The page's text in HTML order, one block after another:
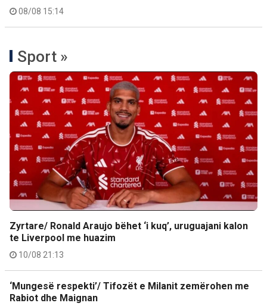
08/08 15:14
Sport »
Zyrtare/ Ronald Araujo bëhet ‘i kuq’, uruguajani kalon
te Liverpool me huazim
10/08 21:13
‘Mungesë respekti’/ Tifozët e Milanit zemërohen me
Rabiot dhe Maignan